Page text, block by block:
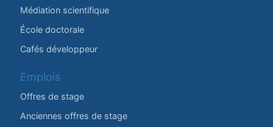
Médiation scientifique
École doctorale
Cafés développeur
Emplois
Offres de stage
Anciennes offres de stage